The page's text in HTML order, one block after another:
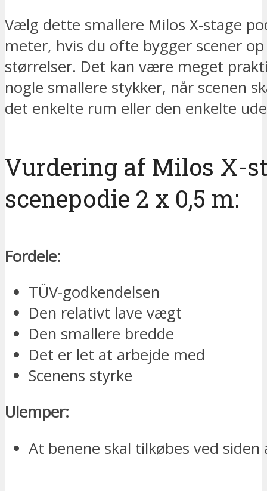
Vælg dette smallere Milos X-stage
meter, hvis du ofte bygger scener
størrelser. Det kan være meget
nogle smallere stykker, når scenen
det enkelte rum eller den enkelte
Vurdering af Milos X-
scenepodie 2 x 0,5 m:
Fordele:
TÜV-godkendelsen
Den relativt lave vægt
Den smallere bredde
Det er let at arbejde med
Scenens styrke
Ulemper:
At benene skal tilkøbes ved siden